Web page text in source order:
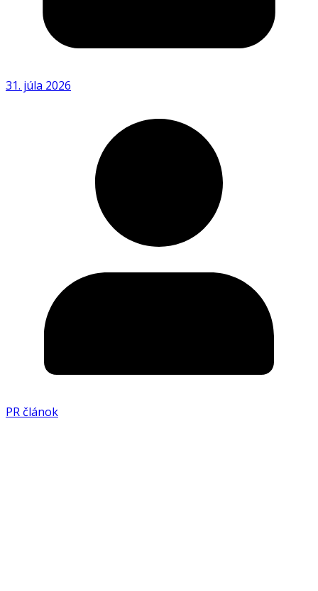
31. júla 2026
PR článok